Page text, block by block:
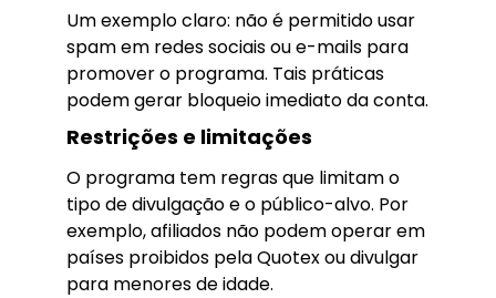
Um exemplo claro: não é permitido usar
spam em redes sociais ou e-mails para
promover o programa. Tais práticas
podem gerar bloqueio imediato da conta.
Restrições e limitações
O programa tem regras que limitam o
tipo de divulgação e o público-alvo. Por
exemplo, afiliados não podem operar em
países proibidos pela Quotex ou divulgar
para menores de idade.